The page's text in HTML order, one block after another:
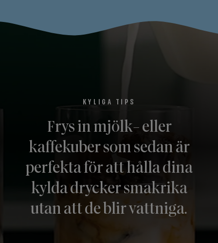
KYLIGA TIPS
Frys in mjölk- eller
kaffekuber som sedan är
perfekta för att hålla dina
kylda drycker smakrika
utan att de blir vattniga.